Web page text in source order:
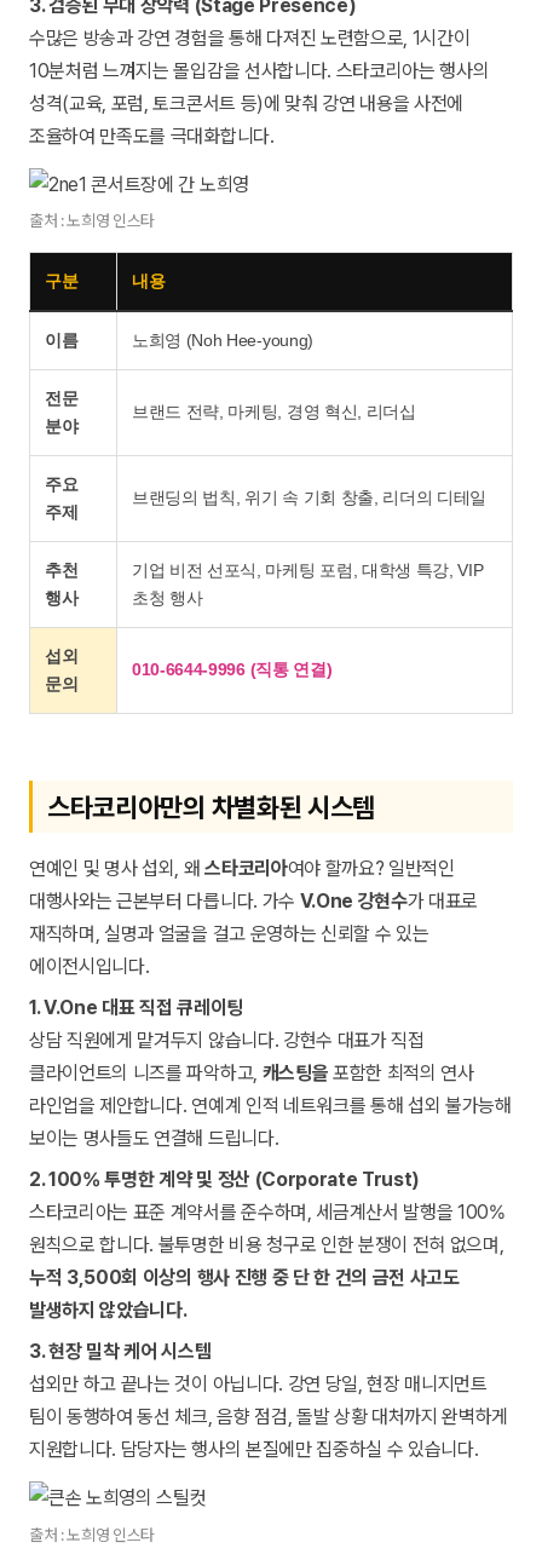
3. 검증된 무대 장악력 (Stage Presence)
수많은 방송과 강연 경험을 통해 다져진 노련함으로, 1시간이
10분처럼 느껴지는 몰입감을 선사합니다. 스타코리아는 행사의
성격(교육, 포럼, 토크콘서트 등)에 맞춰 강연 내용을 사전에
조율하여 만족도를 극대화합니다.
출처 : 노희영 인스타
구분 내용
이름 노희영 (Noh Hee-young)
전문
분야
브랜드 전략, 마케팅, 경영 혁신, 리더십
주요
주제
브랜딩의 법칙, 위기 속 기회 창출, 리더의 디테일
추천
행사
기업 비전 선포식, 마케팅 포럼, 대학생 특강, VIP
초청 행사
섭외
문의
010-6644-9996 (직통 연결)
스타코리아만의 차별화된 시스템
연예인 및 명사 섭외, 왜스타코리아여야 할까요? 일반적인
대행사와는 근본부터 다릅니다. 가수 V.One 강현수가 대표로
재직하며, 실명과 얼굴을 걸고 운영하는 신뢰할 수 있는
에이전시입니다.
1. V.One 대표 직접 큐레이팅
상담 직원에게 맡겨두지 않습니다. 강현수 대표가 직접
클라이언트의 니즈를 파악하고, 캐스팅을 포함한 최적의 연사
라인업을 제안합니다. 연예계 인적 네트워크를 통해 섭외 불가능해
보이는 명사들도 연결해 드립니다.
2. 100% 투명한 계약 및 정산 (Corporate Trust)
스타코리아는 표준 계약서를 준수하며, 세금계산서 발행을 100%
원칙으로 합니다. 불투명한 비용 청구로 인한 분쟁이 전혀 없으며,
누적 3,500회 이상의 행사 진행 중 단 한 건의 금전 사고도
발생하지 않았습니다.
3. 현장 밀착 케어 시스템
섭외만 하고 끝나는 것이 아닙니다. 강연 당일, 현장 매니지먼트
팀이 동행하여 동선 체크, 음향 점검, 돌발 상황 대처까지 완벽하게
지원합니다. 담당자는 행사의 본질에만 집중하실 수 있습니다.
출처 : 노희영 인스타